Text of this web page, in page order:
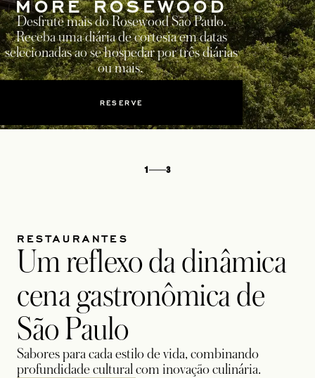
RESERVE
Desfrute mais do Rosewood São Paulo.
Receba uma diária de cortesia em datas
selecionadas ao se hospedar por três diárias
ou mais.
1 3
RESTAURANTES
Um reflexo da dinâmica
cena gastronômica de
São Paulo
Sabores para cada estilo de vida, combinando
profundidade cultural com inovação culinária.